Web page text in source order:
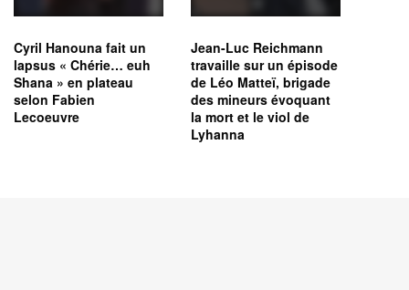
Cyril Hanouna fait un
lapsus « Chérie… euh
Shana » en plateau
selon Fabien
Lecoeuvre
Jean-Luc Reichmann
travaille sur un épisode
de Léo Matteï, brigade
des mineurs évoquant
la mort et le viol de
Lyhanna